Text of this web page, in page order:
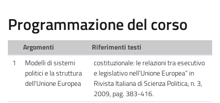
Programmazione del corso
Argomenti
Riferimenti testi
1
Modelli di sistemi
politici e la struttura
dell'Unione Europea
costituzionale: le relazioni tra esecutivo
e legislativo nell’Unione Europea” in
Rivista Italiana di Scienza Politica, n. 3,
2009, pag. 383-416.